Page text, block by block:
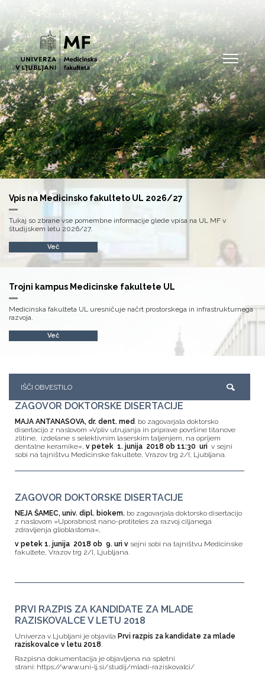
Open
Trojni kampus Medicinske fakultete UL
Medicinska fakulteta UL uresničuje načrt prostorskega in infrastrukturnega
razvoja.
Več
Vpis na Medicinsko fakulteto UL 2026/27
Tukaj so zbrane vse pomembne informacije glede vpisa na UL MF v
študijskem letu 2026/27.
Več
ZAGOVOR DOKTORSKE DISERTACIJE
MAJA ANTANASOVA, dr. dent. med. bo zagovarjala doktorsko
disertacijo z naslovom »Vpliv utrujanja in priprave površine titanove
zlitine, izdelane s selektivnim laserskim taljenjem, na oprijem
dentalne keramike«, v petek 1. junija 2018 ob 11:30 uri v sejni
sobi na tajništvu Medicinske fakultete, Vrazov trg 2/I, Ljubljana.
ZAGOVOR DOKTORSKE DISERTACIJE
NEJA ŠAMEC, univ. dipl. biokem. bo zagovarjala doktorsko disertacijo
z naslovom »Uporabnost nano-protiteles za razvoj ciljanega
zdravljenja glioblastoma«,
v petek 1. junija 2018 ob 9. uri v sejni sobi na tajništvu Medicinske
fakultete, Vrazov trg 2/I, Ljubljana.
PRVI RAZPIS ZA KANDIDATE ZA MLADE
RAZISKOVALCE V LETU 2018
Univerza v Ljubljani je objavila Prvi razpis za kandidate za mlade
raziskovalce v letu 2018.
Razpisna dokumentacija je objavljena na spletni
strani: https://www.uni-lj.si/studij/mladi-raziskovalci/